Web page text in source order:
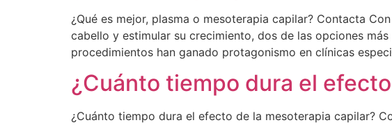
¿Qué es mejor, plasma o mesoterapia capilar? Contacta
cabello y estimular su crecimiento, dos de las opciones
procedimientos han ganado protagonismo en clínicas
¿Cuánto tiempo dura el
¿Cuánto tiempo dura el efecto de la mesoterapia capilar?